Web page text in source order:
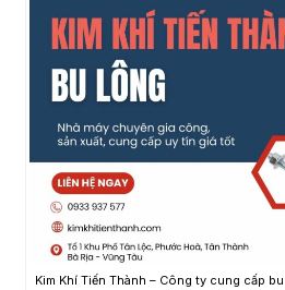
Kim Khí Tiến Thành – Công ty cung cấp